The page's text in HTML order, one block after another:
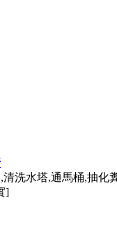
清洗水塔,通馬桶,抽化
]